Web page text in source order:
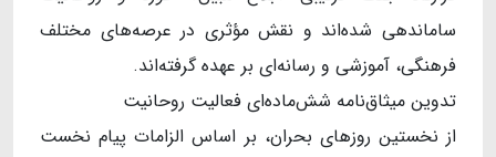
ساماندهی شده‌اند و نقش مؤثری در عرصه‌های مختلف
فرهنگی، آموزشی و رسانه‌ای بر عهده گرفته‌اند.
تدوین میثاق‌نامه شش‌ماده‌ای فعالیت روحانیت
از نخستین روزهای بحران، بر اساس الزامات پیام نخست